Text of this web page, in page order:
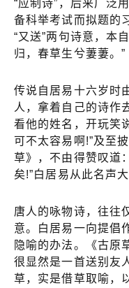
“应制诗”，后来广泛
备科举考试而拟题的
“又送”两句诗意，本
归，春草生兮萋萋。”
传说自居易十六岁时
人，拿着自己的诗作
看他的姓名，开玩笑
可不太容易啊!”及至
草》，不由得赞叹道
矣!”白居易从此名声
唐人的咏物诗，往往
意。白居易一向提倡
隐喻的办法。《古原
很显然是一首送别友
草，实是借草取喻，